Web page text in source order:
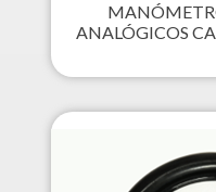
ANALÓGICOS